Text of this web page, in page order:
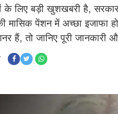
के लिए बड़ी खुशखबरी है,
मासिक पेंशन में अच्छा इजाफा
हैं, तो जानिए पूरी जानकारी